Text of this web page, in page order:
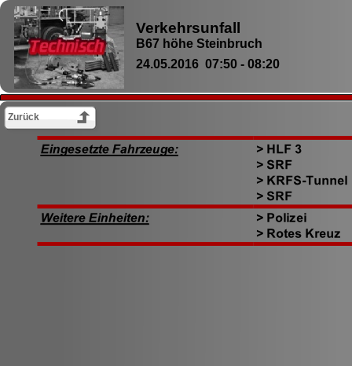
Zurück
Verkehrsunfall
B67 höhe Steinbruch
24.05.2016 07:50 - 08:20